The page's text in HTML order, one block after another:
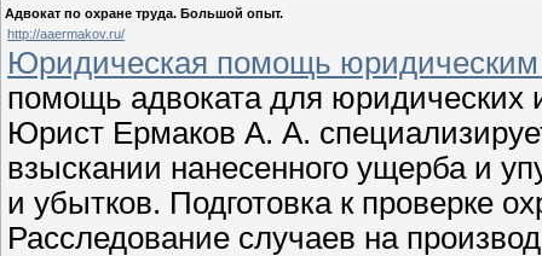
Адвокат по охране труда. Большой опыт.
http://aaermakov.ru/
Юридическая помощь
помощь адвоката для юридических
Юрист Ермаков А. А.
взыскании нанесенного ущерба и
и убытков. Подготовка к проверке
Расследование случаев на